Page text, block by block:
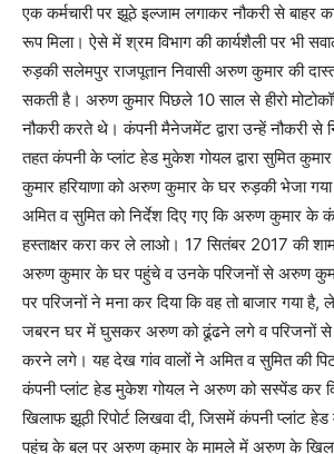
एक कर्मचारी पर झूठे इल्जाम लगाकर नौकरी से बाहर
रूप मिला। ऐसे में श्रम विभाग की कार्यशैली पर भी
रुड़की सलेमपुर राजपूतान निवासी अरुण कुमार की
सकती है। अरुण कुमार पिछले 10 साल से हीरो
नौकरी करते थे। कंपनी मैनेजमेंट द्वारा उन्हें नौकरी से
तहत कंपनी के प्लांट हेड मुकेश गोयल द्वारा सुमित
कुमार हरियाणा को अरुण कुमार के घर रुड़की भेजा
अमित व सुमित को निर्देश दिए गए कि अरुण कुमार के
हस्ताक्षर करा कर ले लाओ। 17 सितंबर 2017 की
अरुण कुमार के घर पहुंचे व उनके परिजनों से अरुण
पर परिजनों ने मना कर दिया कि वह तो बाजार गया
जबरन घर में घुसकर अरुण को ढूंढने लगे व परिजनों से
करने लगे। यह देख गांव वालों ने अमित व सुमित की
कंपनी प्लांट हेड मुकेश गोयल ने अरुण को सस्पेंड कर
खिलाफ झूठी रिपोर्ट लिखवा दी, जिसमें कंपनी प्लांट
पहुंच के बल पर अरुण कुमार के मामले में अरुण के